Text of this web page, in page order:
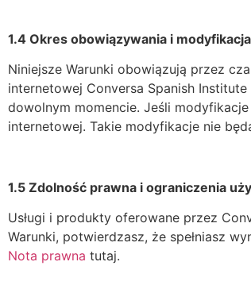
1.4 Okres obowiązywania i
Niniejsze Warunki obowiązują przez
internetowej Conversa Spanish
dowolnym momencie. Jeśli
internetowej. Takie modyfikacje nie
1.5 Zdolność prawna i ograniczenia
Usługi i produkty oferowane przez
Warunki, potwierdzasz, że spełniasz
Nota prawna tutaj.